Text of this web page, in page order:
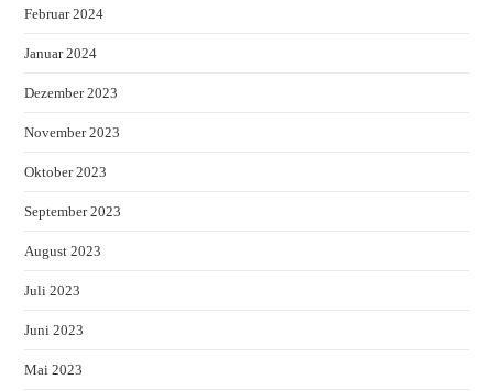
Februar 2024
Januar 2024
Dezember 2023
November 2023
Oktober 2023
September 2023
August 2023
Juli 2023
Juni 2023
Mai 2023